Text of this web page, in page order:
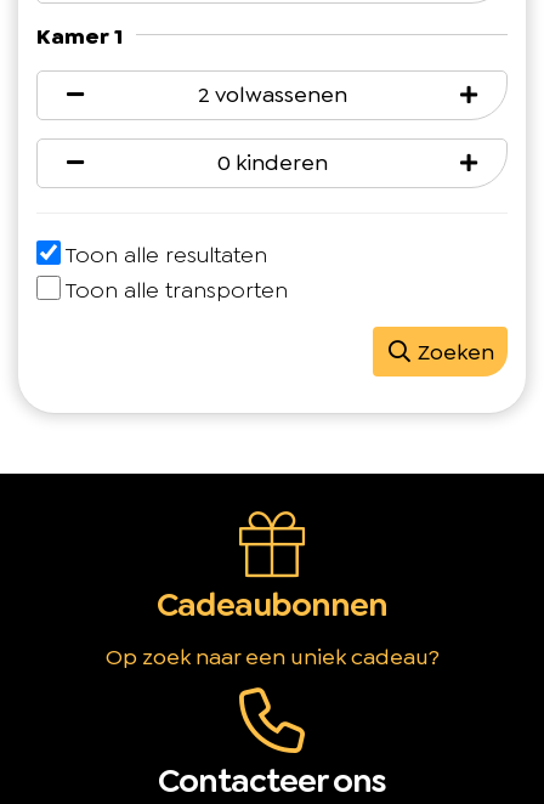
Kamer 1
2 volwassenen
0 kinderen
Toon alle resultaten
Toon alle transporten
Zoeken
Cadeaubonnen
Op zoek naar een uniek cadeau?
Contacteer ons